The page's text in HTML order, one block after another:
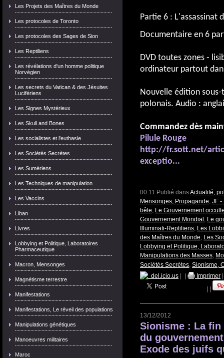
Les Projets des Maîtres du Monde
Les protocoles de Toronto
Les protocoles des Sages de Sion
Les Reptiliens
Les révélations d'un homme politique
Norvégien
Les secrets du Vatican & des Jésuites
Lucifériens
Les Signes Mystérieux
Les Skull and Bones
Les socialistes et l'euthasie
Les Sociétés Secrètes
Les Sumériens
Les Techniques de manipulation
Les Vaccins
Liban
Livres
Lobbying et Politique, Laboratoires
Pharmaceutique
Macron, Mensonges
Magnétisme terrestre
Manifestations
Manifestations, Le réveil des populations
Manipulations génétiques
Manoeuvres militaires
Maroc
Partie 6 : L'assassinat
Documentaire en 6
DVD toutes zones -
ordinateur partout
Nouvelle édition
polonais. Audio :
Commandez dès
Pilule Rouge
http://fr.sott.net/
exceptio...
00:11 Publié dansActualité,
Mensonges, Propagande, JF -
bête, Le Gouvernement
Gouvernement Mondial , Le
Illuminati-Reptiliens, Les
des Maîtres du Monde, Les
Lobbying et Politique,
Manipulations des Masses,
Sociétés Secrètes, Sionisme,
del.icio.us
Imprimer
13/12/2012
Sionisme : La fin
du
Exode des juifs